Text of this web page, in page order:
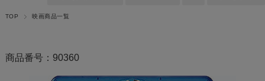
TOP 映画商品一覧
商品番号：90360